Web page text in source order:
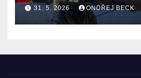
31. 5. 2026 ONDŘEJ BECK